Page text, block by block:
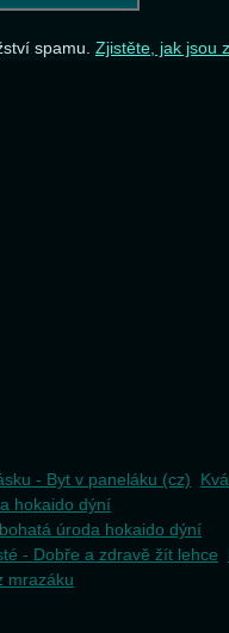
spamu. Zjistěte, jak jsou
- Byt v paneláku (cz)
hokaido dýní
úroda hokaido dýní
- Dobře a zdravě žít lehce
mrazáku